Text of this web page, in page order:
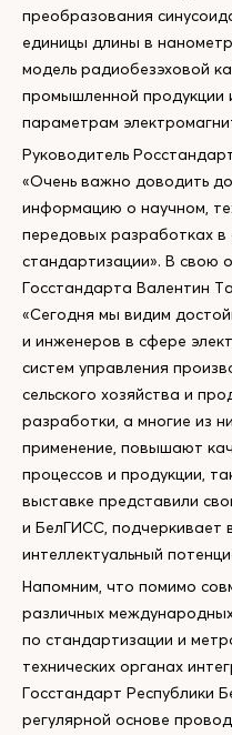
преобразования
единицы длины в
модель радиобезэховой
промышленной продукции
параметрам
Руководитель
«Очень важно доводить
информацию о научном,
передовых разработках в
стандартизации». В свою
Госстандарта Валентин
«Сегодня мы видим
и инженеров в сфере
систем управления
сельского хозяйства и
разработки, а многие из
применение, повышают
процессов и продукции,
выставке представили
и БелГИСС, подчеркивает
интеллектуальный
Напомним, что помимо
различных
по стандартизации и
технических органах
Госстандарт Республики
регулярной основе